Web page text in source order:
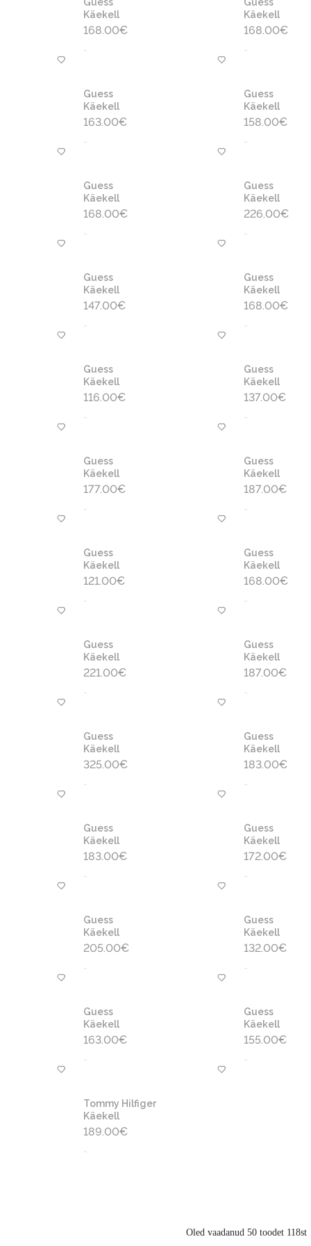
Käekell
168.00€
-
Käekell
168.00€
-
Guess
Käekell
163.00€
-
Guess
Käekell
158.00€
-
Guess
Käekell
168.00€
-
Guess
Käekell
226.00€
-
Guess
Käekell
147.00€
-
Guess
Käekell
168.00€
-
Guess
Käekell
116.00€
-
Guess
Käekell
137.00€
-
Guess
Käekell
177.00€
-
Guess
Käekell
187.00€
-
Guess
Käekell
121.00€
-
Guess
Käekell
168.00€
-
Guess
Käekell
221.00€
-
Guess
Käekell
187.00€
-
Guess
Käekell
325.00€
-
Guess
Käekell
183.00€
-
Guess
Käekell
183.00€
-
Guess
Käekell
172.00€
-
Guess
Käekell
205.00€
-
Guess
Käekell
132.00€
-
Guess
Käekell
163.00€
-
Guess
Käekell
155.00€
-
Tommy Hilfiger
Käekell
189.00€
-
Oled vaadanud 50 toodet 118st